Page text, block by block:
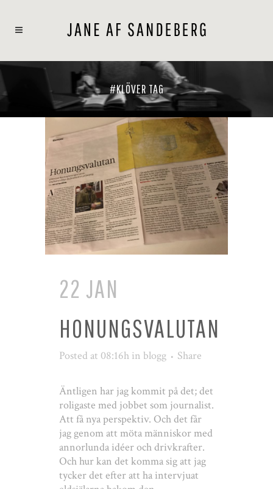
#KLÖVER TAG
22 JAN
HONUNGSVALUTAN
Posted at 08:16h in blogg Share
Äntligen har jag kommit på det; det
roligaste med jobbet som journalist.
Att få nya perspektiv. Och det får
jag genom att möta människor med
annorlunda idéer och drivkrafter.
Och hur kan det komma sig att jag
tycker det efter att ha intervjuat